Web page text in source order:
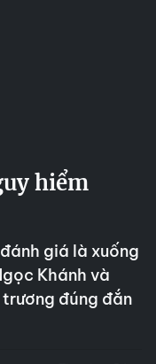
hiểm
giá là xuống
Khánh và
đúng đắn